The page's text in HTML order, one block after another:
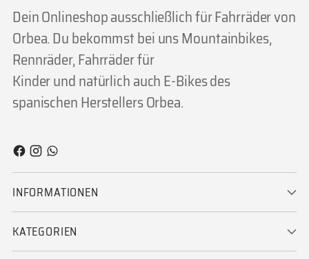
Dein Onlineshop ausschließlich für Fahrräder von
Orbea. Du bekommst bei uns Mountainbikes,
Rennräder, Fahrräder für
Kinder und natürlich auch E-Bikes des
spanischen Herstellers Orbea.
INFORMATIONEN
KATEGORIEN